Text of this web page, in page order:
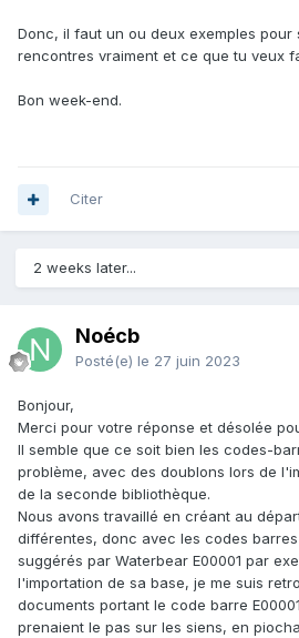
Donc, il faut un ou deux exemples pour
rencontres vraiment et ce que tu veux
Bon week-end.
Citer
2 weeks later...
Noécb
Posté(e) le 27 juin 2023
Bonjour,
Merci pour votre réponse et désolée
Il semble que ce soit bien les codes-
problème, avec des doublons lors de
de la seconde bibliothèque.
Nous avons travaillé en créant au
différentes, donc avec les codes
suggérés par Waterbear E00001 par
l'importation de sa base, je me suis
documents portant le code barre
prenaient le pas sur les siens, en